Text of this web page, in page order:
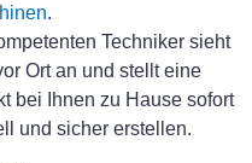
.
Techniker sieht
Ort an und stellt eine
bei Ihnen zu Hause sofort
und sicher erstellen.